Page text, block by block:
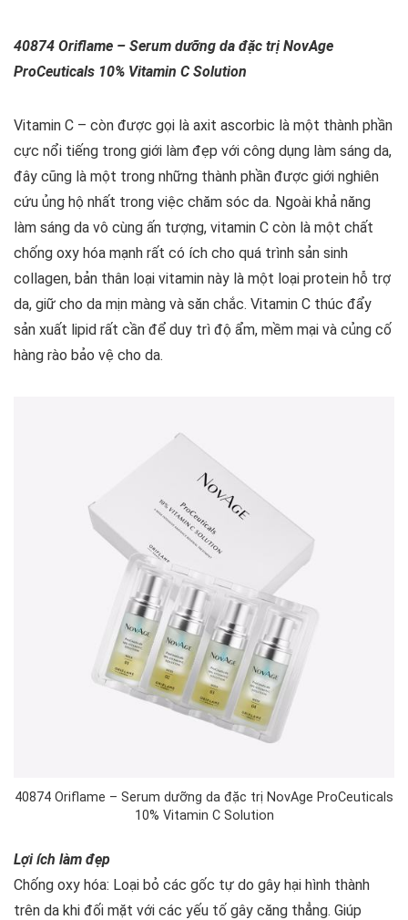
40874 Oriflame – Serum dưỡng da đặc trị NovAge
ProCeuticals 10% Vitamin C Solution
Vitamin C – còn được gọi là axit ascorbic là một thành phần
cực nổi tiếng trong giới làm đẹp với công dụng làm sáng da,
đây cũng là một trong những thành phần được giới nghiên
cứu ủng hộ nhất trong việc chăm sóc da. Ngoài khả năng
làm sáng da vô cùng ấn tượng, vitamin C còn là một chất
chống oxy hóa mạnh rất có ích cho quá trình sản sinh
collagen, bản thân loại vitamin này là một loại protein hỗ trợ
da, giữ cho da mịn màng và săn chắc. Vitamin C thúc đẩy
sản xuất lipid rất cần để duy trì độ ẩm, mềm mại và củng cố
hàng rào bảo vệ cho da.
40874 Oriflame – Serum dưỡng da đặc trị NovAge ProCeuticals
10% Vitamin C Solution
Lợi ích làm đẹp
Chống oxy hóa: Loại bỏ các gốc tự do gây hại hình thành
trên da khi đối mặt với các yếu tố gây căng thẳng. Giúp